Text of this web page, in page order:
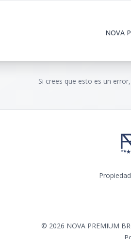
NOVA
Si crees que esto es un
© 2026 NOVA PREMIUM